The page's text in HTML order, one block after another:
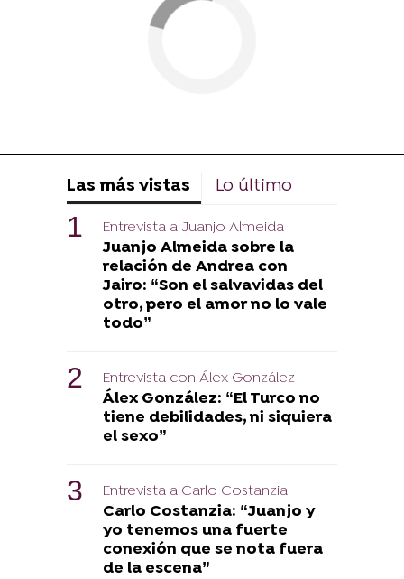
Las más vistas Lo último
Entrevista a Juanjo Almeida
Juanjo Almeida sobre la
relación de Andrea con
Jairo: “Son el salvavidas del
otro, pero el amor no lo vale
todo”
Entrevista con Álex González
Álex González: “El Turco no
tiene debilidades, ni siquiera
el sexo”
Entrevista a Carlo Costanzia
Carlo Costanzia: “Juanjo y
yo tenemos una fuerte
conexión que se nota fuera
de la escena”